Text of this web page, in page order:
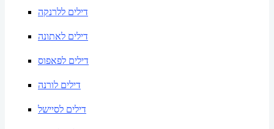
דילים ללרנקה
דילים לאתונה
דילים לפאפוס
דילים לורנה
דילים לסיישל